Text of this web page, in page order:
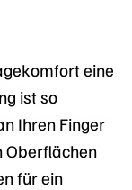
eine
ist so
Ihren Finger
Oberflächen
für ein